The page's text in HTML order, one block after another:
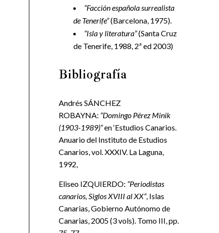
“Facción española surrealista
de Tenerife”(Barcelona, 1975).
“Isla y literatura”(Santa Cruz
de Tenerife, 1988, 2ª ed 2003)
Bibliografía
Andrés SÁNCHEZ
ROBAYNA: “Domingo Pérez Minik
(1903-1989)”en ‘Estudios Canarios.
Anuario del Instituto de Estudios
Canarios, vol. XXXIV. La Laguna,
1992,
Eliseo IZQUIERDO: “Periodistas
canarios, Siglos XVIII al XX”, Islas
Canarias, Gobierno Autónomo de
Canarias, 2005 (3 vols). Tomo III, pp.